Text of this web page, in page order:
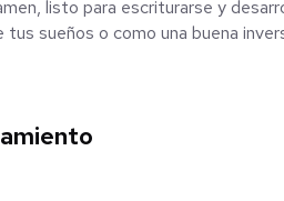
listo para escriturarse y
tus sueños o como una buena